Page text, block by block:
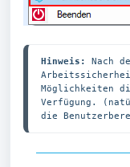
Hinweis:
Nach
Möglichkeiten
Verfügung.
die